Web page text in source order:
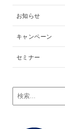
お知らせ
キャンペーン
セミナー